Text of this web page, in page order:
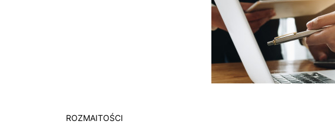
ROZMAITOŚCI